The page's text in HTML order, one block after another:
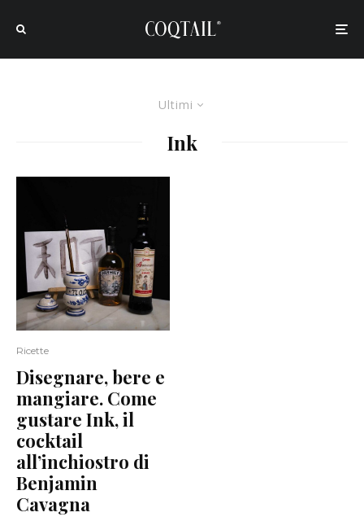
Ultimi
Ink
Ricette
Disegnare, bere e
mangiare. Come
gustare Ink, il
cocktail
all’inchiostro di
Benjamin
Cavagna